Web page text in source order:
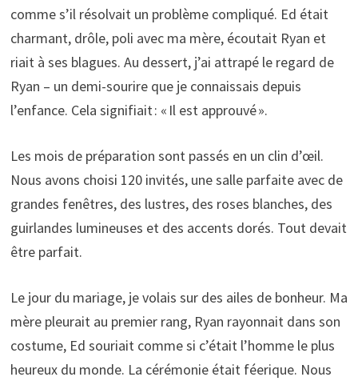
comme s’il résolvait un problème compliqué. Ed était
charmant, drôle, poli avec ma mère, écoutait Ryan et
riait à ses blagues. Au dessert, j’ai attrapé le regard de
Ryan – un demi-sourire que je connaissais depuis
l’enfance. Cela signifiait : « Il est approuvé ».
Les mois de préparation sont passés en un clin d’œil.
Nous avons choisi 120 invités, une salle parfaite avec de
grandes fenêtres, des lustres, des roses blanches, des
guirlandes lumineuses et des accents dorés. Tout devait
être parfait.
Le jour du mariage, je volais sur des ailes de bonheur. Ma
mère pleurait au premier rang, Ryan rayonnait dans son
costume, Ed souriait comme si c’était l’homme le plus
heureux du monde. La cérémonie était féerique. Nous